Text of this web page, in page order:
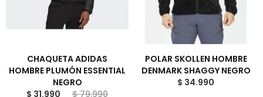
CHAQUETA ADIDAS
HOMBRE PLUMÓN ESSENTIAL
NEGRO
$ 31.990
$ 79.990
POLAR SKOLLEN HOMBRE
DENMARK SHAGGY NEGRO
$ 34.990